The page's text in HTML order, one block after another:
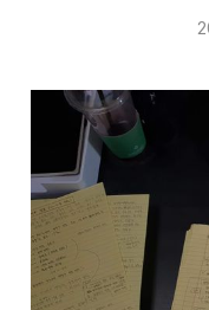
이로 완성했습니다
섹션 3. 판화
직접 그린